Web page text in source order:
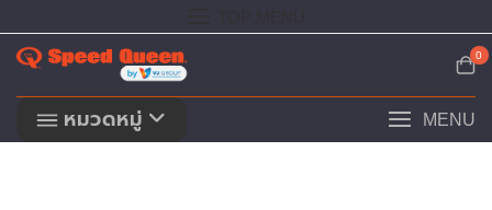
content
0
หมวดหมู่ MENU